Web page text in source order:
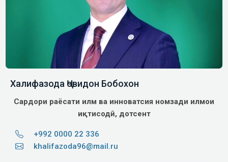
Халифазода Ҷовидон Бобохон
Сардори раёсати илм ва инноватсия номзади илмҳои
иқтисодӣ, дотсент
+992 0000 22 336
khalifazoda96@mail.ru